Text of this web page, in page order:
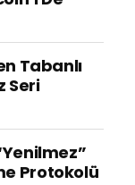
Tabanlı
Seri
Protokolü